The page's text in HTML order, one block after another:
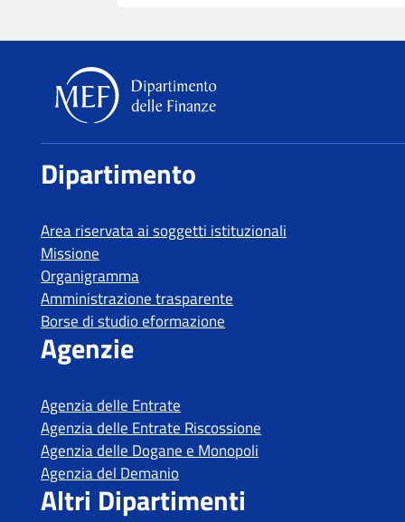
Dipartimento delle Finanze
Dipartimento
Area riservata ai soggetti istituzionali
Missione
Organigramma
Amministrazione trasparente
Borse di studio eformazione
Agenzie
Agenzia delle Entrate
Agenzia delle Entrate Riscossione
Agenzia delle Dogane e Monopoli
Agenzia del Demanio
Altri Dipartimenti